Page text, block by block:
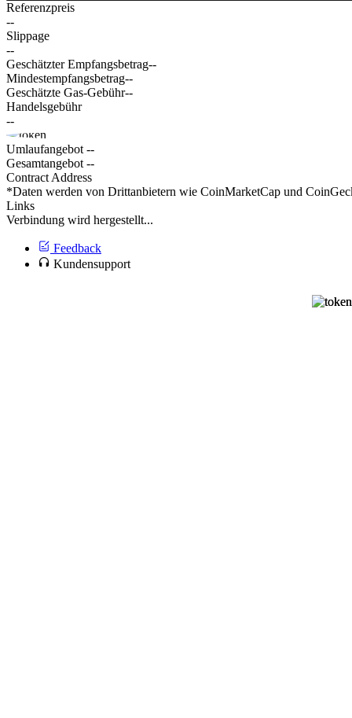
Referenzpreis
--
Slippage
--
Geschätzter Empfangsbetrag--
Mindestempfangsbetrag--
Geschätzte Gas-Gebühr--
Handelsgebühr
--
Umlaufangebot --
Gesamtangebot --
Contract Address
*Daten werden von Drittanbietern wie CoinMarketCap und
Links
Verbindung wird hergestellt...
Feedback
Kundensupport